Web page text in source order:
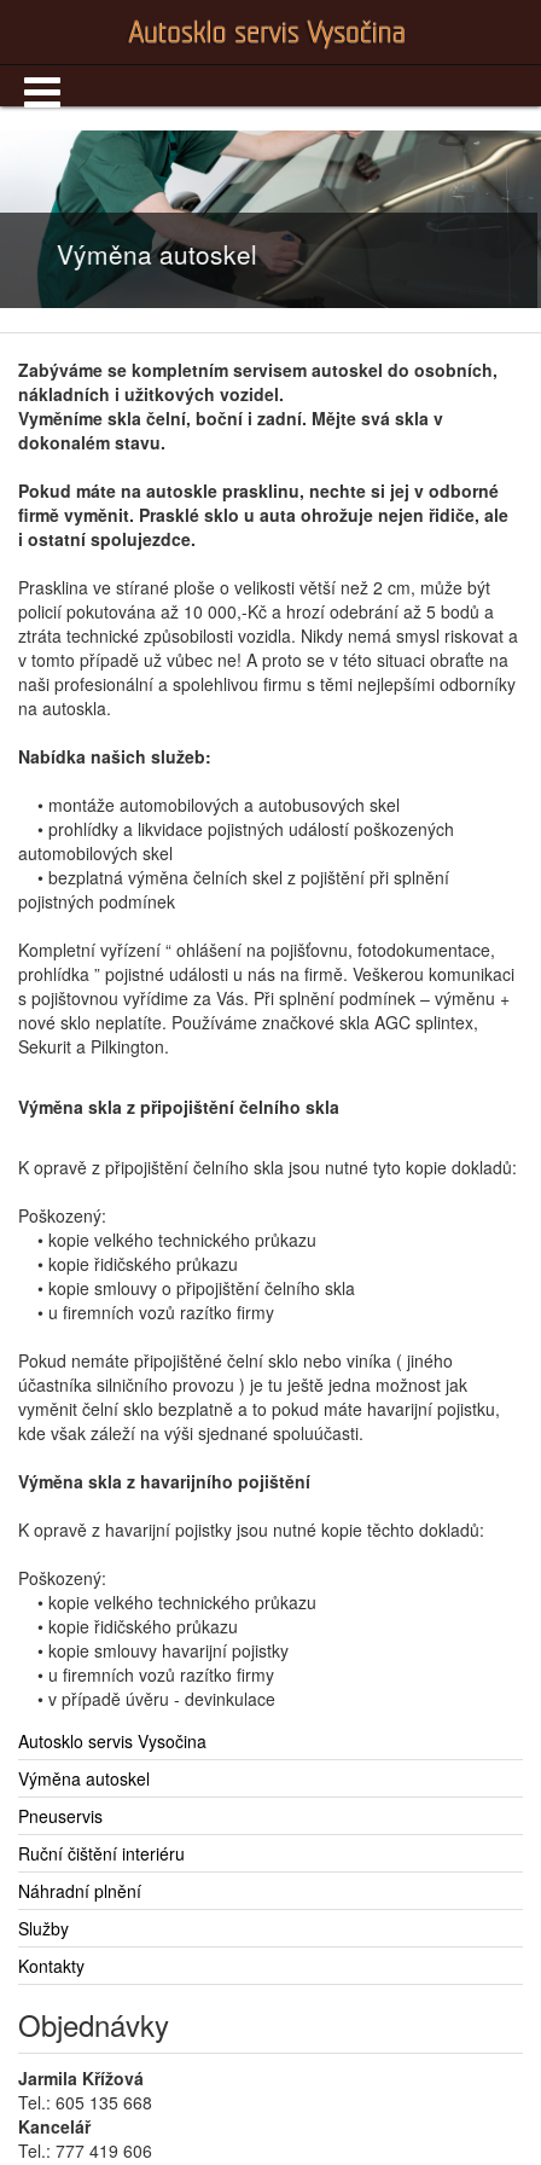
Výměna autoskel
Zabýváme se kompletním servisem autoskel do osobních,
nákladních i užitkových vozidel.
Vyměníme skla čelní, boční i zadní. Mějte svá skla v
dokonalém stavu.
Pokud máte na autoskle prasklinu, nechte si jej v odborné
firmě vyměnit. Prasklé sklo u auta ohrožuje nejen řidiče, ale
i ostatní spolujezdce.
Prasklina ve stírané ploše o velikosti větší než 2 cm, může být
policií pokutována až 10 000,-Kč a hrozí odebrání až 5 bodů a
ztráta technické způsobilosti vozidla. Nikdy nemá smysl riskovat a
v tomto případě už vůbec ne! A proto se v této situaci obraťte na
naši profesionální a spolehlivou firmu s těmi nejlepšími odborníky
na autoskla.
Nabídka našich služeb:
• montáže automobilových a autobusových skel
• prohlídky a likvidace pojistných událostí poškozených
automobilových skel
• bezplatná výměna čelních skel z pojištění při splnění
pojistných podmínek
Kompletní vyřízení “ ohlášení na pojišťovnu, fotodokumentace,
prohlídka ” pojistné události u nás na firmě. Veškerou komunikaci
s pojištovnou vyřídime za Vás. Při splnění podmínek – výměnu +
nové sklo neplatíte. Používáme značkové skla AGC splintex,
Sekurit a Pilkington.
Výměna skla z připojištění čelního skla
K opravě z připojištění čelního skla jsou nutné tyto kopie dokladů:
Poškozený:
• kopie velkého technického průkazu
• kopie řidičského průkazu
• kopie smlouvy o připojištění čelního skla
• u firemních vozů razítko firmy
Pokud nemáte připojištěné čelní sklo nebo viníka ( jiného
účastníka silničního provozu ) je tu ještě jedna možnost jak
vyměnit čelní sklo bezplatně a to pokud máte havarijní pojistku,
kde však záleží na výši sjednané spoluúčasti.
Výměna skla z havarijního pojištění
K opravě z havarijní pojistky jsou nutné kopie těchto dokladů:
Poškozený:
• kopie velkého technického průkazu
• kopie řidičského průkazu
• kopie smlouvy havarijní pojistky
• u firemních vozů razítko firmy
• v případě úvěru - devinkulace
Autosklo servis Vysočina
Výměna autoskel
Pneuservis
Ruční čištění interiéru
Náhradní plnění
Služby
Kontakty
Objednávky
Jarmila Křížová
Tel.: 605 135 668
Kancelář
Tel.: 777 419 606